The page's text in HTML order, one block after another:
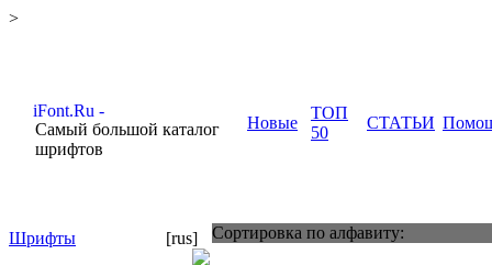
>
Самый большой каталог
шрифтов
Новые
ТОП
50
СТАТЬИ
Шрифты
[rus]
Сортировка по алфавиту: